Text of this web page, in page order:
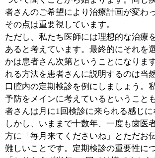
クリニックの内観は下町の気安さを残しつつ都会的なク
ール感を配したデザインとなっています。待合室に展示
しているデンタルアートもその1つです。
歯をお造りする際、保険で出来るものと保険外のもの。
どういう違いがあり、コストはどのくらいなのか、患者
さんからしたら気にはなっていてもなかなか聞きにくい
ものだと思うんです。デンタルアートはそのきっかけの
一端になればと考えました。医師だけではなく衛生士や
スタッフに患者さんが気軽に質問出来るような環境を作
っていきたいと思っています。
最先端の医療機器を備え、ほぼ全ての検査を他院へご紹
介することなく当クリニックでおこなうことを可能にし
ています。また、矯正歯科、睡眠時無呼吸症候群といっ
た分野に於いても専門の医師による体制を整え、あらゆ
る患者さんの期待に添えるような歯科医院でありたいと
考えています。